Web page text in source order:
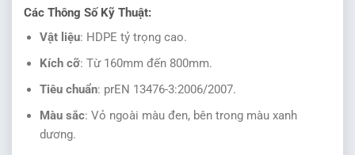
Các Thông Số Kỹ Thuật:
Vật liệu: HDPE tỷ trọng cao.
Kích cỡ: Từ 160mm đến 800mm.
Tiêu chuẩn: prEN 13476-3:2006/2007.
Màu sắc: Vỏ ngoài màu đen, bên trong màu xanh
dương.